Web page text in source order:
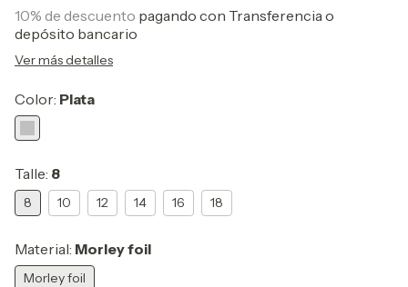
10% de descuento pagando con Transferencia o
depósito bancario
Ver más detalles
Color: Plata
Talle: 8
8 10 12 14 16 18
Material: Morley foil
Morley foil